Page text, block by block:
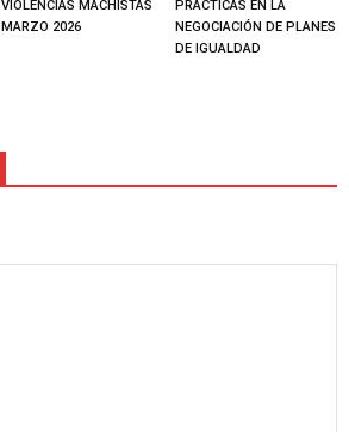
VIOLENCIAS MACHISTAS
MARZO 2026
PRÁCTICAS EN LA
NEGOCIACIÓN DE PLANES
DE IGUALDAD